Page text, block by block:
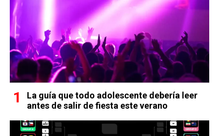
La guía que todo adolescente debería leer
antes de salir de fiesta este verano